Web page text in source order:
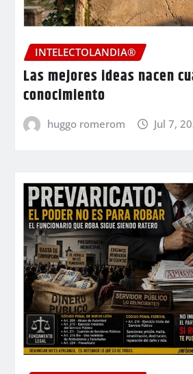
INTELECTOLANDIA®
Las mejores ideas nacen
conocimiento
huggo romerom Jul 7,